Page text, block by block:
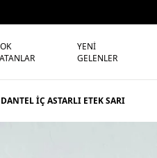
YENİ
GELENLER
DANTEL İÇ ASTARLI ETEK SARI